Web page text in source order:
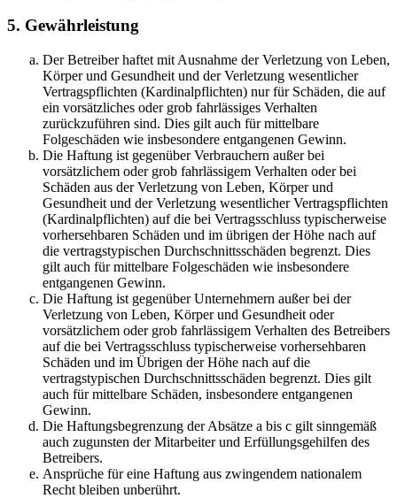
5. Gewährleistung
Der Betreiber haftet mit Ausnahme der Verletzung von Leben,
Körper und Gesundheit und der Verletzung wesentlicher
Vertragspflichten (Kardinalpflichten) nur für Schäden, die auf
ein vorsätzliches oder grob fahrlässiges Verhalten
zurückzuführen sind. Dies gilt auch für mittelbare
Folgeschäden wie insbesondere entgangenen Gewinn.
Die Haftung ist gegenüber Verbrauchern außer bei
vorsätzlichem oder grob fahrlässigem Verhalten oder bei
Schäden aus der Verletzung von Leben, Körper und
Gesundheit und der Verletzung wesentlicher Vertragspflichten
(Kardinalpflichten) auf die bei Vertragsschluss typischerweise
vorhersehbaren Schäden und im übrigen der Höhe nach auf
die vertragstypischen Durchschnittsschäden begrenzt. Dies
gilt auch für mittelbare Folgeschäden wie insbesondere
entgangenen Gewinn.
Die Haftung ist gegenüber Unternehmern außer bei der
Verletzung von Leben, Körper und Gesundheit oder
vorsätzlichem oder grob fahrlässigem Verhalten des Betreibers
auf die bei Vertragsschluss typischerweise vorhersehbaren
Schäden und im Übrigen der Höhe nach auf die
vertragstypischen Durchschnittsschäden begrenzt. Dies gilt
auch für mittelbare Schäden, insbesondere entgangenen
Gewinn.
Die Haftungsbegrenzung der Absätze a bis c gilt sinngemäß
auch zugunsten der Mitarbeiter und Erfüllungsgehilfen des
Betreibers.
Ansprüche für eine Haftung aus zwingendem nationalem
Recht bleiben unberührt.